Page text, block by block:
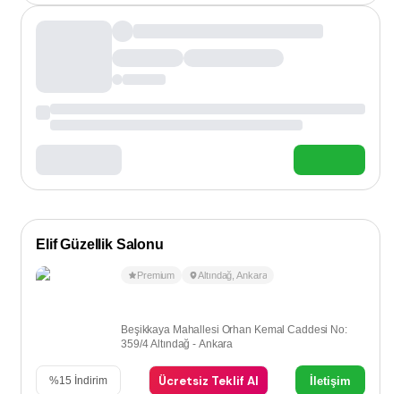
Elif Güzellik Salonu
Premium Altındağ ,Ankara
Beşikkaya Mahallesi Orhan Kemal Caddesi No:
359/4 Altındağ - Ankara
%15 İndirim Ücretsiz Teklif Al İletişim